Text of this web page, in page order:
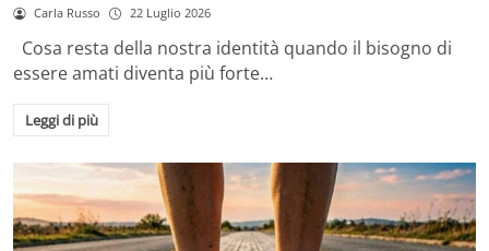
Carla Russo 22 Luglio 2026
Cosa resta della nostra identità quando il bisogno di
essere amati diventa più forte…
Leggi di più